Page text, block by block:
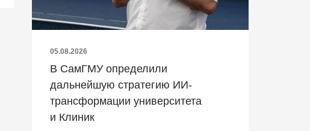
05.08.2026
В СамГМУ определили
дальнейшую стратегию ИИ-
трансформации университета
и Клиник